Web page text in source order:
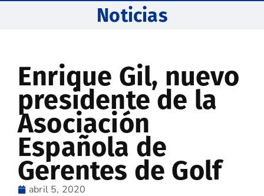
Noticias
Enrique Gil, nuevo
presidente de la
Asociación
Española de
Gerentes de Golf
abril 5, 2020